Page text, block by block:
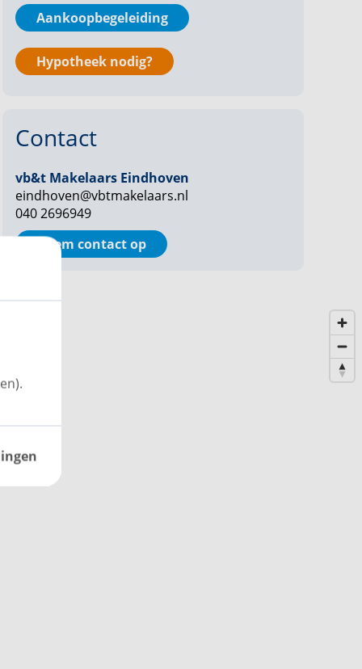
Aankoopbegeleiding
Hypotheek nodig?
Contact
vb&t Makelaars Eindhoven
eindhoven@vbtmakelaars.nl
040 2696949
Neem contact op